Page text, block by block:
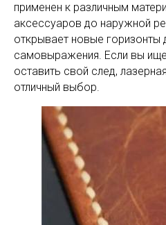
применен к различным
аксессуаров до наружной
открывает новые горизонты
самовыражения. Если вы
оставить свой след,
отличный выбор.